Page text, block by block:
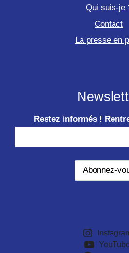
Qui suis-je
Contact
La presse en
Restez informés !
YouTube